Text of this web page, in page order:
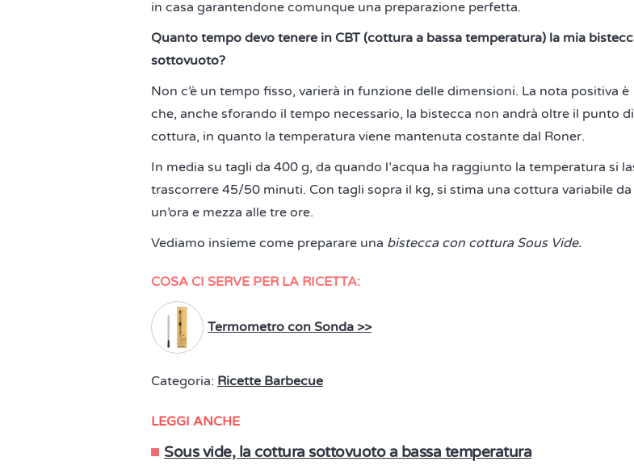
in casa garantendone comunque una preparazione perfetta.
Quanto tempo devo tenere in CBT (cottura a bassa temperatura) la mia
sottovuoto?
Non c’è un tempo fisso, varierà in funzione delle dimensioni. La nota positiva è
che, anche sforando il tempo necessario, la bistecca non andrà oltre il punto di
cottura, in quanto la temperatura viene mantenuta costante dal Roner.
In media su tagli da 400 g, da quando l’acqua ha raggiunto la temperatura si
trascorrere 45/50 minuti. Con tagli sopra il kg, si stima una cottura variabile da
un’ora e mezza alle tre ore.
Vediamo insieme come preparare una bistecca con cottura Sous Vide.
COSA CI SERVE PER LA RICETTA:
Termometro con Sonda >>
Categoria: Ricette Barbecue
LEGGI ANCHE
Sous vide, la cottura sottovuoto a bassa temperatura